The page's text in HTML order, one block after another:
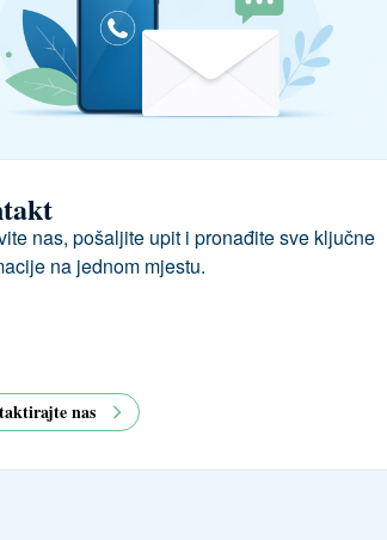
nas, pošaljite upit i pronađite sve ključne
na jednom mjestu.
nas